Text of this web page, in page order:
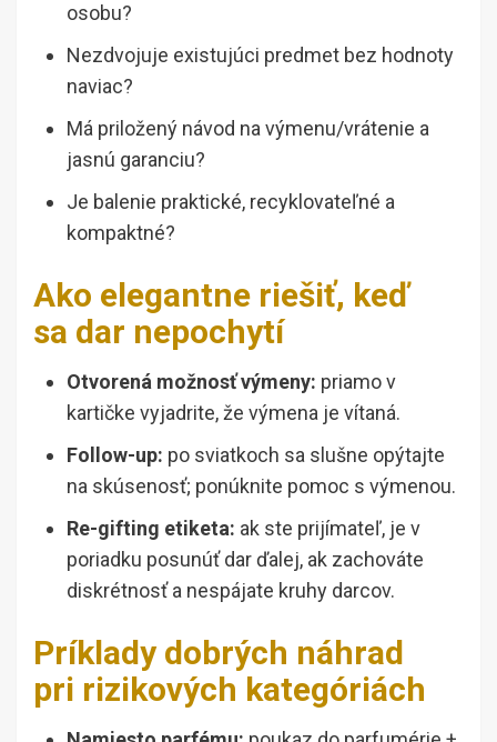
osobu?
Nezdvojuje existujúci predmet bez hodnoty
naviac?
Má priložený návod na výmenu/vrátenie a
jasnú garanciu?
Je balenie praktické, recyklovateľné a
kompaktné?
Ako elegantne riešiť, keď
sa dar nepochytí
Otvorená možnosť výmeny: priamo v
kartičke vyjadrite, že výmena je vítaná.
Follow-up: po sviatkoch sa slušne opýtajte
na skúsenosť; ponúknite pomoc s výmenou.
Re-gifting etiketa: ak ste prijímateľ, je v
poriadku posunúť dar ďalej, ak zachováte
diskrétnosť a nespájate kruhy darcov.
Príklady dobrých náhrad
pri rizikových kategóriách